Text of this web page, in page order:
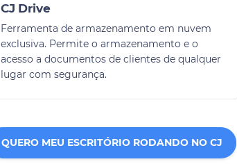
CJ Drive
Ferramenta de armazenamento em nuvem
exclusiva. Permite o armazenamento e o
acesso a documentos de clientes de qualquer
lugar com segurança.
QUERO MEU ESCRITÓRIO RODANDO NO CJ